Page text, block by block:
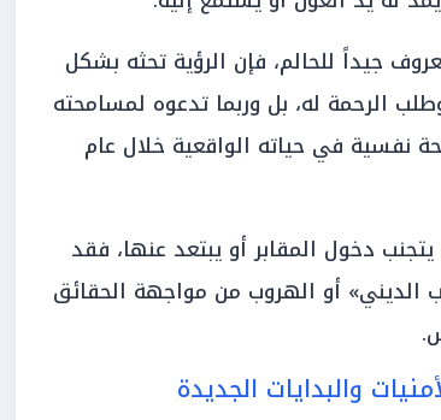
جيداً للحالم، فإن الرؤية تحثه بشكل
الرحمة له، بل وربما تدعوه لمسامحته
نفسية في حياته الواقعية خلال عام
دخول المقابر أو يبتعد عنها، فقد
أو الهروب من مواجهة الحقائق
والبدايات الجديدة